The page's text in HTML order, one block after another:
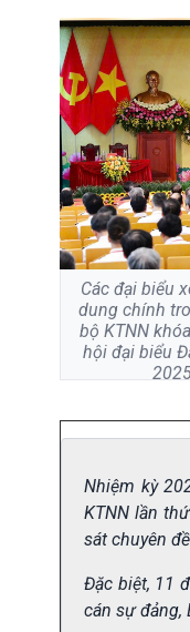
Các đại biểu
dung chính
bộ KTNN
hội đại biểu
Nhiệm kỳ
KTNN lần
sát chuyên
Đặc biệt, 11
cán sự đảng,